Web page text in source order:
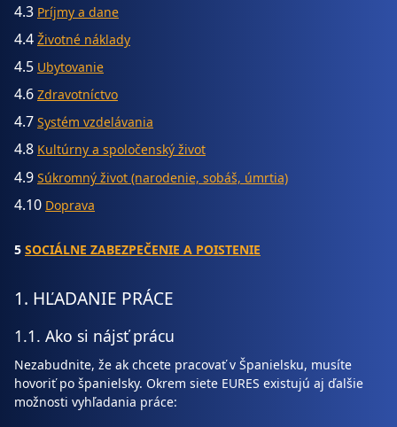
4.3 Príjmy a dane
4.4 Životné náklady
4.5 Ubytovanie
4.6 Zdravotníctvo
4.7 Systém vzdelávania
4.8 Kultúrny a spoločenský život
4.9 Súkromný život (narodenie, sobáš, úmrtia)
4.10 Doprava
5 SOCIÁLNE ZABEZPEČENIE A POISTENIE
1. HĽADANIE PRÁCE
1.1. Ako si nájsť prácu
Nezabudnite, že ak chcete pracovať v Španielsku, musíte
hovoriť po španielsky. Okrem siete EURES existujú aj ďalšie
možnosti vyhľadania práce: